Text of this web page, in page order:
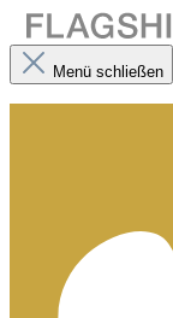
Menü schließen